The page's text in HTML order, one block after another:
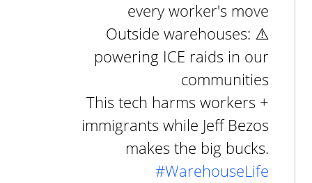
every worker's move
⚠️ Outside warehouses:
powering ICE raids in our
communities
This tech harms workers +
immigrants while Jeff Bezos
makes the big bucks.
#WarehouseLife